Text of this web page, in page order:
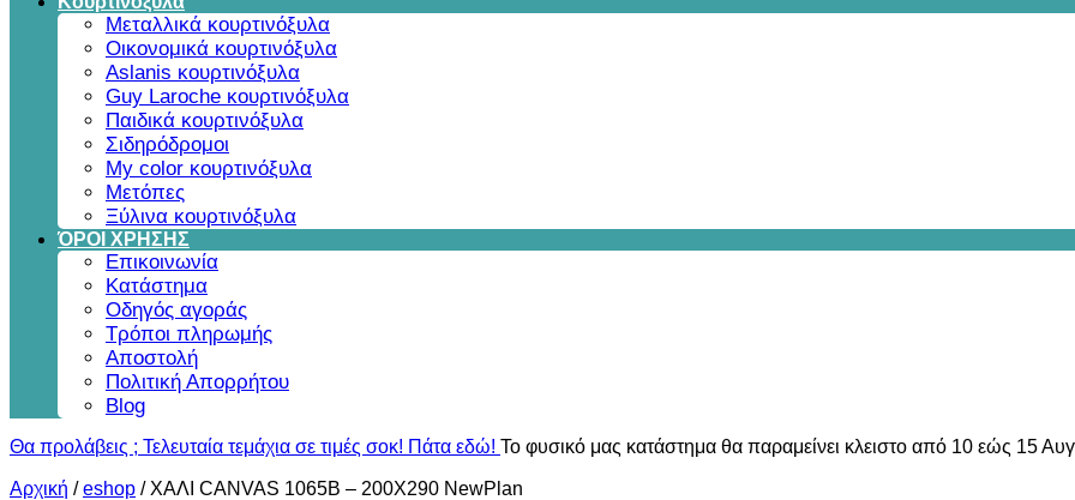
Μεταλλικά κουρτινόξυλα
Οικονομικά κουρτινόξυλα
Aslanis κουρτινόξυλα
Guy Laroche κουρτινόξυλα
Παιδικά κουρτινόξυλα
Σιδηρόδρομοι
My color κουρτινόξυλα
Μετόπες
Ξύλινα κουρτινόξυλα
ΌΡΟΙ ΧΡΗΣΗΣ
Επικοινωνία
Κατάστημα
Οδηγός αγοράς
Τρόποι πληρωμής
Αποστολή
Πολιτική Απορρήτου
Blog
Θα προλάβεις ; Τελευταία τεμάχια σε τιμές σοκ! Πάτα εδώ! Το φυσικό μας κατάστημα θα παραμείνει κλειστο από 10 εώς 15
Αρχική /eshop / ΧΑΛΙ CANVAS 1065B – 200X290 NewPlan